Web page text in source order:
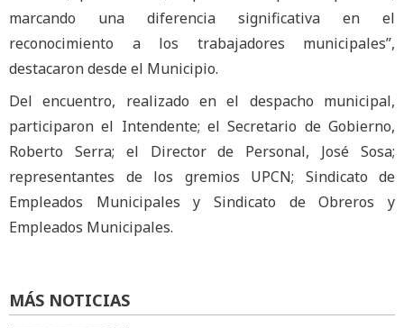
marcando una diferencia significativa en el
reconocimiento a los trabajadores municipales”,
destacaron desde el Municipio.
Del encuentro, realizado en el despacho municipal,
participaron el Intendente; el Secretario de Gobierno,
Roberto Serra; el Director de Personal, José Sosa;
representantes de los gremios UPCN; Sindicato de
Empleados Municipales y Sindicato de Obreros y
Empleados Municipales.
MÁS NOTICIAS